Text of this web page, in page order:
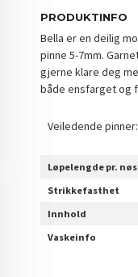
PRODUKTINFO
Bella er en deilig
pinne 5-7mm.
gjerne klare deg
både ensfarget og
Veiledende pinner:
Løpelengde pr.
Strikkefasthet
Innhold
Vaskeinfo